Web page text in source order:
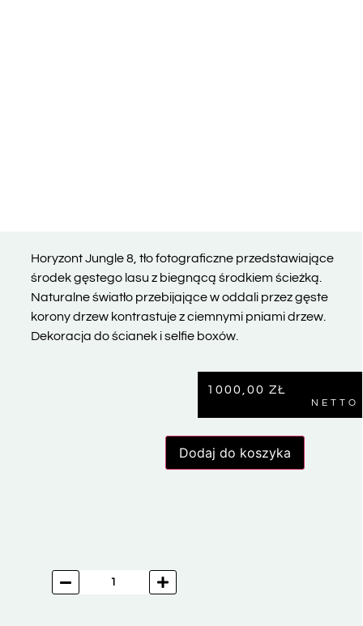
Horyzont Jungle 8, tło fotograficzne przedstawiające
środek gęstego lasu z biegnącą środkiem ścieżką.
Naturalne światło przebijające w oddali przez gęste
korony drzew kontrastuje z ciemnymi pniami drzew.
Dekoracja do ścianek i selfie boxów.
1000,00 ZŁ
NETTO
Dodaj do koszyka